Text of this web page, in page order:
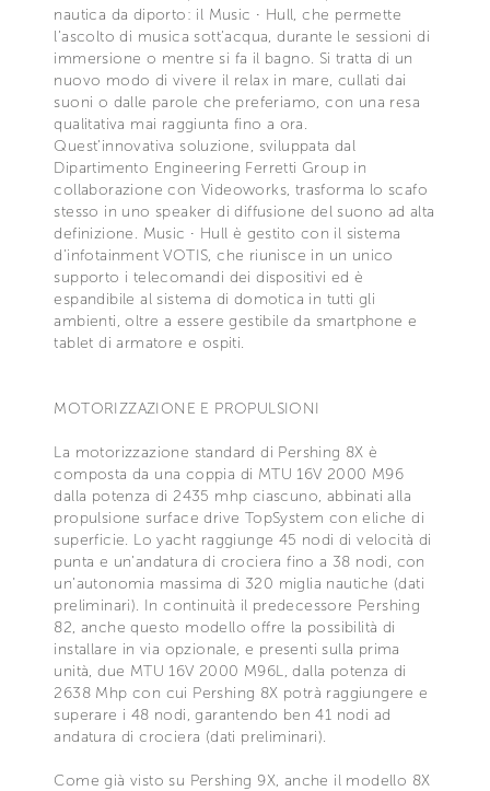
nautica da diporto: il Music ∙ Hull, che permette
l’ascolto di musica sott’acqua, durante le sessioni di
immersione o mentre si fa il bagno. Si tratta di un
nuovo modo di vivere il relax in mare, cullati dai
suoni o dalle parole che preferiamo, con una resa
qualitativa mai raggiunta fino a ora.
Quest’innovativa soluzione, sviluppata dal
Dipartimento Engineering Ferretti Group in
collaborazione con Videoworks, trasforma lo scafo
stesso in uno speaker di diffusione del suono ad alta
definizione. Music ∙ Hull è gestito con il sistema
d’infotainment VOTIS, che riunisce in un unico
supporto i telecomandi dei dispositivi ed è
espandibile al sistema di domotica in tutti gli
ambienti, oltre a essere gestibile da smartphone e
tablet di armatore e ospiti.
MOTORIZZAZIONE E PROPULSIONI
La motorizzazione standard di Pershing 8X è
composta da una coppia di MTU 16V 2000 M96
dalla potenza di 2435 mhp ciascuno, abbinati alla
propulsione surface drive TopSystem con eliche di
superficie. Lo yacht raggiunge 45 nodi di velocità di
punta e un’andatura di crociera fino a 38 nodi, con
un’autonomia massima di 320 miglia nautiche (dati
preliminari). In continuità il predecessore Pershing
82, anche questo modello offre la possibilità di
installare in via opzionale, e presenti sulla prima
unità, due MTU 16V 2000 M96L, dalla potenza di
2638 Mhp con cui Pershing 8X potrà raggiungere e
superare i 48 nodi, garantendo ben 41 nodi ad
andatura di crociera (dati preliminari).
Come già visto su Pershing 9X, anche il modello 8X